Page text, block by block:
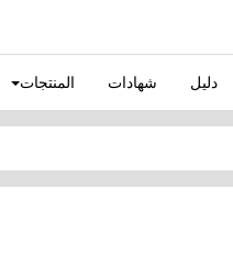
المنتجات شهادات دليل